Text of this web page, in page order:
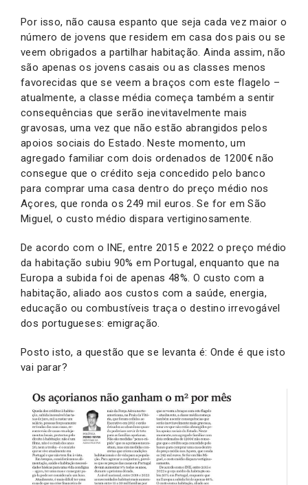
Por isso, não causa espanto que seja cada vez maior o
número de jovens que residem em casa dos pais ou se
veem obrigados a partilhar habitação. Ainda assim, não
são apenas os jovens casais ou as classes menos
favorecidas que se veem a braços com este flagelo –
atualmente, a classe média começa também a sentir
consequências que serão inevitavelmente mais
gravosas, uma vez que não estão abrangidos pelos
apoios sociais do Estado. Neste momento, um
agregado familiar com dois ordenados de 1200€ não
consegue que o crédito seja concedido pelo banco
para comprar uma casa dentro do preço médio nos
Açores, que ronda os 249 mil euros. Se for em São
Miguel, o custo médio dispara vertiginosamente.
De acordo com o INE, entre 2015 e 2022 o preço médio
da habitação subiu 90% em Portugal, enquanto que na
Europa a subida foi de apenas 48%. O custo com a
habitação, aliado aos custos com a saúde, energia,
educação ou combustíveis traça o destino irrevogável
dos portugueses: emigração.
Posto isto, a questão que se levanta é: Onde é que isto
vai parar?